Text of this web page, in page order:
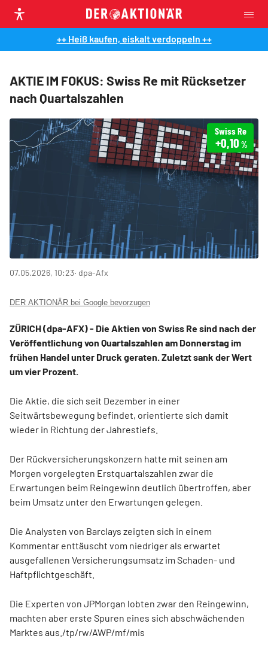
++ Heiß kaufen, eiskalt verdoppeln ++
AKTIE IM FOKUS: Swiss Re mit Rücksetzer
nach Quartalszahlen
Swiss Re
+0,10 %
07.05.2026, 10:23‧ dpa-Afx
DER AKTIONÄR bei Google bevorzugen
ZÜRICH (dpa-AFX) - Die Aktien von Swiss Resind nach der
Veröffentlichung von Quartalszahlen am Donnerstag im
frühen Handel unter Druck geraten. Zuletzt sank der Wert
um vier Prozent.
Die Aktie, die sich seit Dezember in einer
Seitwärtsbewegung befindet, orientierte sich damit
wieder in Richtung der Jahrestiefs.
Der Rückversicherungskonzern hatte mit seinen am
Morgen vorgelegten Erstquartalszahlen zwar die
Erwartungen beim Reingewinn deutlich übertroffen, aber
beim Umsatz unter den Erwartungen gelegen.
Die Analysten von Barclays zeigten sich in einem
Kommentar enttäuscht vom niedriger als erwartet
ausgefallenen Versicherungsumsatz im Schaden- und
Haftpflichtgeschäft.
Die Experten von JPMorgan lobten zwar den Reingewinn,
machten aber erste Spuren eines sich abschwächenden
Marktes aus./tp/rw/AWP/mf/mis